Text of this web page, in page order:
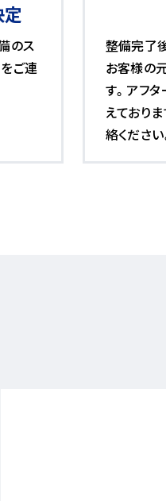
のス
ご連
整備完了
お客様の
す。アフ
えており
絡ください